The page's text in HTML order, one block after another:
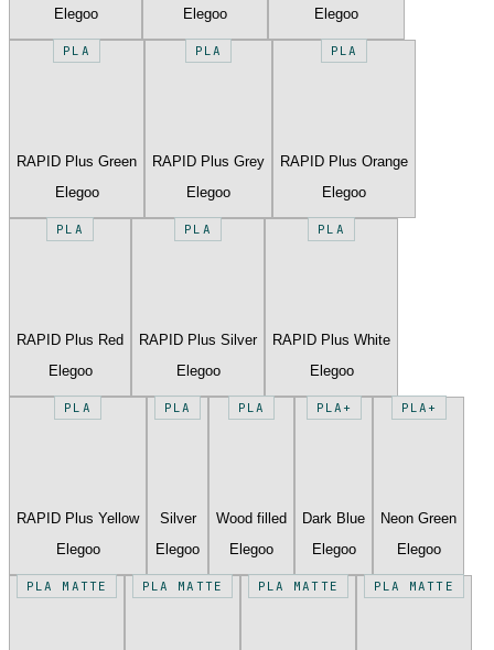
Elegoo
Elegoo
Elegoo
PLA
RAPID Plus Green
Elegoo
PLA
RAPID Plus Grey
Elegoo
PLA
RAPID Plus Orange
Elegoo
PLA
RAPID Plus Red
Elegoo
PLA
RAPID Plus Silver
Elegoo
PLA
RAPID Plus White
Elegoo
PLA
RAPID Plus Yellow
Elegoo
PLA
Silver
Elegoo
PLA
Wood filled
Elegoo
PLA+
Dark Blue
Elegoo
PLA+
Neon Green
Elegoo
PLA MATTE PLA MATTE PLA MATTE PLA MATTE